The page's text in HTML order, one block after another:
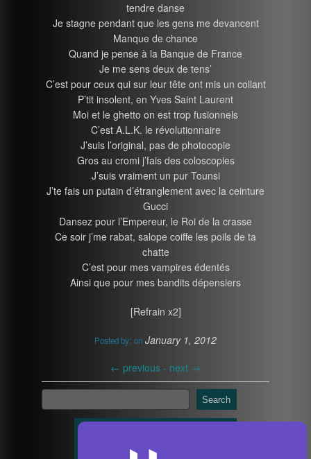
tendre danse
Je stagne pendant que les gens me devancent
Manque de chance
Quand je pense à la Banque de France
Je me sens deux de tens’
C’est pour ceux qui sur leur tête ont mis un collant
P’tit insolent, en Yves Saint Laurent
Moi et le ghetto on est trop fusionnels
C’est A.L.K. le révolutionnaire
J’suis l’original, pas de photocopie
Gros au cromi j’fais des coloscopies
J’suis vraiment un pur Tounsi
J’te fais un putain d’étranglement avec la ceinture
Gucci
Dansez pour l’Empereur, le Roi de la crasse
Ce soir j’me rabat, salope coiffe les poils de ta
chatte
C’est pour mes vampires édentés
Ainsi que pour mes bandits dépensiers
[Refrain x2]
Posted by: on January 1, 2012
← previous - next →
Search